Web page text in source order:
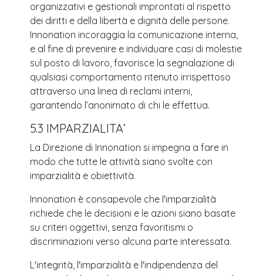
organizzativi e gestionali improntati al rispetto
dei diritti e della libertà e dignità delle persone.
Innonation incoraggia la comunicazione interna,
e al fine di prevenire e individuare casi di molestie
sul posto di lavoro, favorisce la segnalazione di
qualsiasi comportamento ritenuto irrispettoso
attraverso una linea di reclami interni,
garantendo l’anonimato di chi le effettua.
5.3 IMPARZIALITA’
La Direzione di Innonation si impegna a fare in
modo che tutte le attività siano svolte con
imparzialità e obiettività.
Innonation è consapevole che l'imparzialità
richiede che le decisioni e le azioni siano basate
su criteri oggettivi, senza favoritismi o
discriminazioni verso alcuna parte interessata.
L'integrità, l'imparzialità e l'indipendenza del